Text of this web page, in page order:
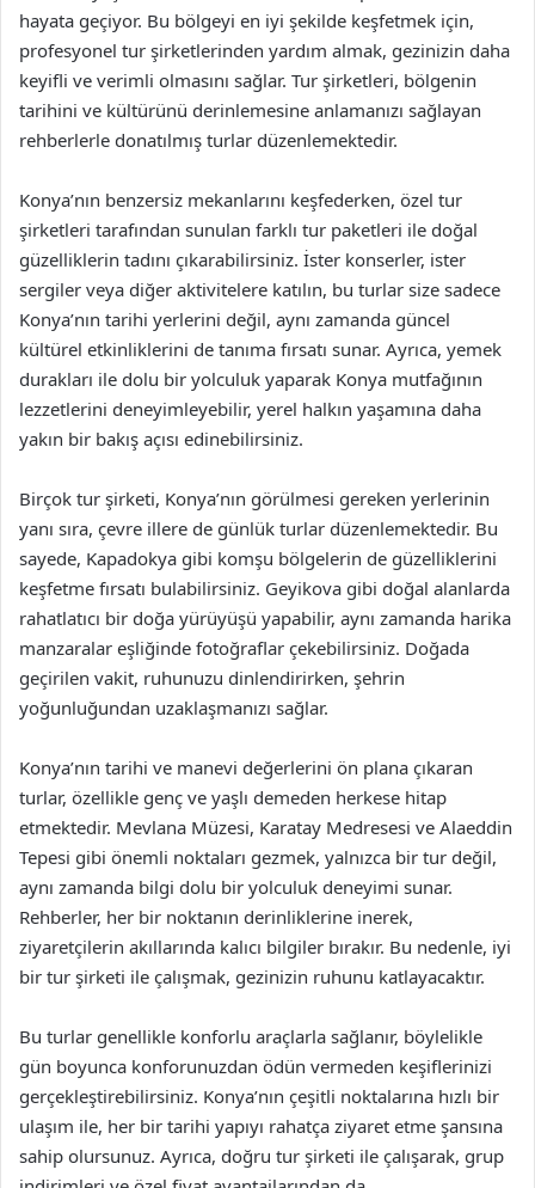
hayata geçiyor. Bu bölgeyi en iyi şekilde keşfetmek için,
profesyonel tur şirketlerinden yardım almak, gezinizin daha
keyifli ve verimli olmasını sağlar. Tur şirketleri, bölgenin
tarihini ve kültürünü derinlemesine anlamanızı sağlayan
rehberlerle donatılmış turlar düzenlemektedir.
Konya’nın benzersiz mekanlarını keşfederken, özel tur
şirketleri tarafından sunulan farklı tur paketleri ile doğal
güzelliklerin tadını çıkarabilirsiniz. İster konserler, ister
sergiler veya diğer aktivitelere katılın, bu turlar size sadece
Konya’nın tarihi yerlerini değil, aynı zamanda güncel
kültürel etkinliklerini de tanıma fırsatı sunar. Ayrıca, yemek
durakları ile dolu bir yolculuk yaparak Konya mutfağının
lezzetlerini deneyimleyebilir, yerel halkın yaşamına daha
yakın bir bakış açısı edinebilirsiniz.
Birçok tur şirketi, Konya’nın görülmesi gereken yerlerinin
yanı sıra, çevre illere de günlük turlar düzenlemektedir. Bu
sayede, Kapadokya gibi komşu bölgelerin de güzelliklerini
keşfetme fırsatı bulabilirsiniz. Geyikova gibi doğal alanlarda
rahatlatıcı bir doğa yürüyüşü yapabilir, aynı zamanda harika
manzaralar eşliğinde fotoğraflar çekebilirsiniz. Doğada
geçirilen vakit, ruhunuzu dinlendirirken, şehrin
yoğunluğundan uzaklaşmanızı sağlar.
Konya’nın tarihi ve manevi değerlerini ön plana çıkaran
turlar, özellikle genç ve yaşlı demeden herkese hitap
etmektedir. Mevlana Müzesi, Karatay Medresesi ve Alaeddin
Tepesi gibi önemli noktaları gezmek, yalnızca bir tur değil,
aynı zamanda bilgi dolu bir yolculuk deneyimi sunar.
Rehberler, her bir noktanın derinliklerine inerek,
ziyaretçilerin akıllarında kalıcı bilgiler bırakır. Bu nedenle, iyi
bir tur şirketi ile çalışmak, gezinizin ruhunu katlayacaktır.
Bu turlar genellikle konforlu araçlarla sağlanır, böylelikle
gün boyunca konforunuzdan ödün vermeden keşiflerinizi
gerçekleştirebilirsiniz. Konya’nın çeşitli noktalarına hızlı bir
ulaşım ile, her bir tarihi yapıyı rahatça ziyaret etme şansına
sahip olursunuz. Ayrıca, doğru tur şirketi ile çalışarak, grup